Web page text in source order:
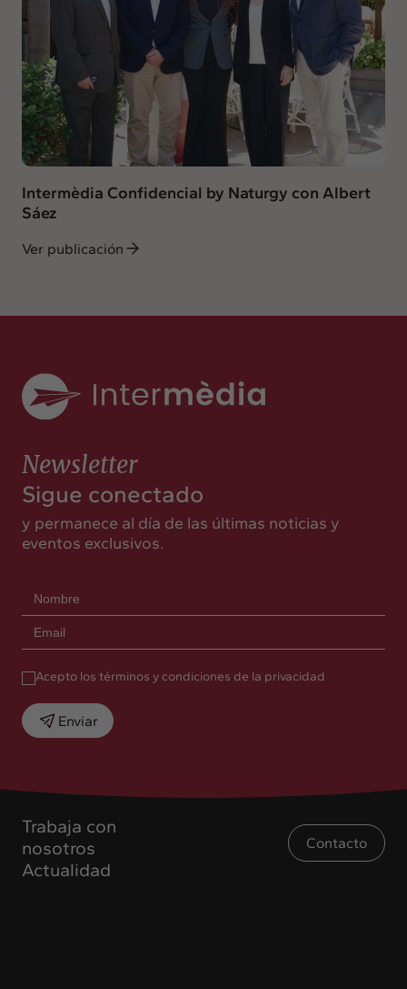
Intermèdia Confidencial by Naturgy con Albert
Sáez
Ver publicación
Trabaja con
nosotros
Actualidad
Contacto
Newsletter
Sigue conectado
y permanece al día de las últimas noticias y
eventos exclusivos.
Acepto los términos y condiciones de la privacidad
Enviar